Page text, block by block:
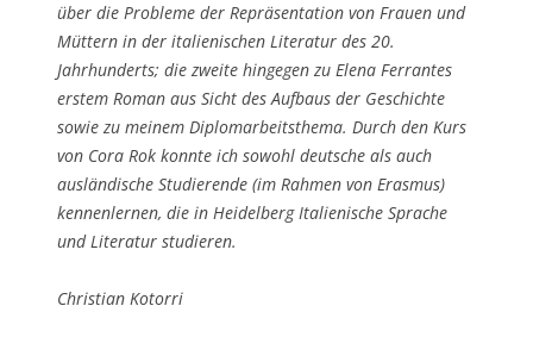
über die Probleme der Repräsentation von Frauen und
Müttern in der italienischen Literatur des 20.
Jahrhunderts; die zweite hingegen zu Elena Ferrantes
erstem Roman aus Sicht des Aufbaus der Geschichte
sowie zu meinem Diplomarbeitsthema. Durch den Kurs
von Cora Rok konnte ich sowohl deutsche als auch
ausländische Studierende (im Rahmen von Erasmus)
kennenlernen, die in Heidelberg Italienische Sprache
und Literatur studieren.
Christian Kotorri